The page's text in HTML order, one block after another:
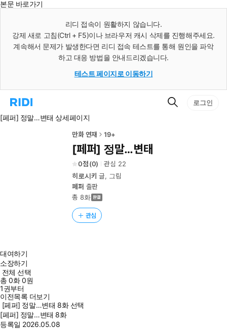
본문 바로가기
리디 접속이 원활하지 않습니다.
강제 새로 고침(Ctrl + F5)이나 브라우저 캐시 삭제를 진행해주세요.
계속해서 문제가 발생한다면 리디 접속 테스트를 통해 원인을 파악
하고 대응 방법을 안내드리겠습니다.
테스트 페이지로 이동하기
리
홈
검
로그인
[페퍼] 정말…변태 상세페이지
만화 연재 19+
[페퍼] 정말…변태
0 (0) 관심 22
히로시키 글, 그림
페퍼 출판
총 8화
관심
대여하기
소장하기
전체 선택
총0화0원
1권부터
이전목록 더보기
[페퍼] 정말…변태 8화 선택
[페퍼] 정말…변태 8화
등록일 2026.05.08